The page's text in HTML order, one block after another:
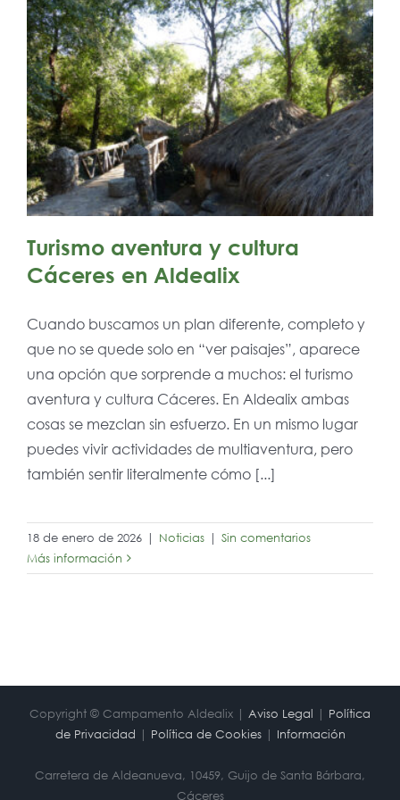
Turismo aventura y cultura
Cáceres en Aldealix
Cuando buscamos un plan diferente, completo y
que no se quede solo en “ver paisajes”, aparece
una opción que sorprende a muchos: el turismo
aventura y cultura Cáceres. En Aldealix ambas
cosas se mezclan sin esfuerzo. En un mismo lugar
puedes vivir actividades de multiaventura, pero
también sentir literalmente cómo [...]
18 de enero de 2026 | Noticias | Sin comentarios
Más información
Copyright © Campamento Aldealix | Aviso Legal | Política
de Privacidad | Política de Cookies| Información
Carretera de Aldeanueva, 10459, Guijo de Santa Bárbara,
Cáceres